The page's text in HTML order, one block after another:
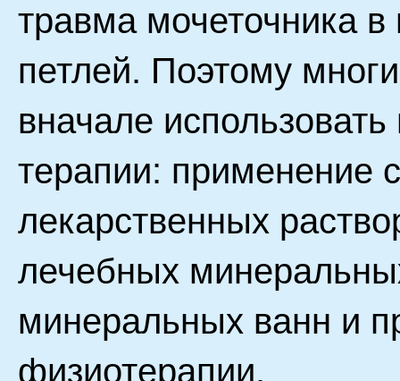
травма мочеточника
петлей. Поэтому
вначале
терапии: применение
лекарственных
лечебных
минеральных ванн и
физиотерапии.